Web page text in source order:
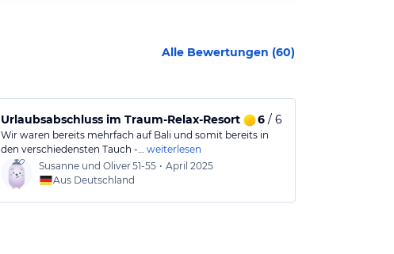
Alle Bewertungen (60)
Urlaubsabschluss im Traum-Relax-Resort 6/ 6
Wir waren bereits mehrfach auf Bali und somit bereits in
den verschiedensten Tauch -… weiterlesen
Susanne und Oliver51-55 • April 2025
Aus Deutschland